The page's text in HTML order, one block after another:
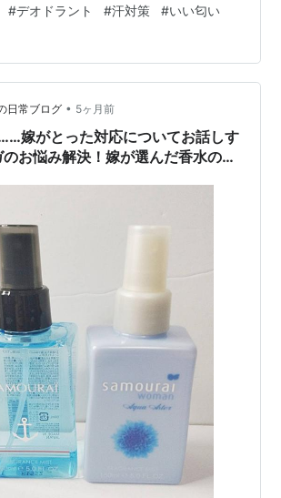
て違いが分からない」 この記事では、実
プレーを 香り・冷感・高機能・無香料
て紹介しています。 自分の使うシーン
レー選びの参考にしてください。 香り
イプ フィアンセ デオドラントスプレー
ー …
#デオドラント #汗対策 #いい匂い
日常ブログ • 5ヶ月前
嫁がとった対応についてお話しす
お悩み解決！嫁が選んだ香水の秘